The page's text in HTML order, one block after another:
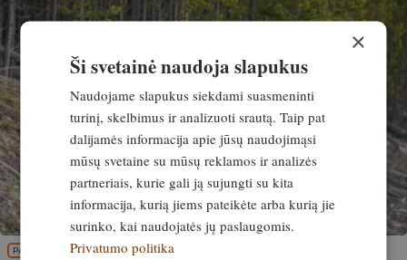
PATIRTIS
×
Ši svetainė naudoja slapukus
Naudojame slapukus siekdami suasmeninti
turinį, skelbimus ir analizuoti srautą. Taip pat
dalijamės informacija apie jūsų naudojimąsi
mūsų svetaine su mūsų reklamos ir analizės
partneriais, kurie gali ją sujungti su kita
informacija, kurią jiems pateikėte arba kurią jie
surinko, kai naudojatės jų paslaugomis.
Privatumo politika